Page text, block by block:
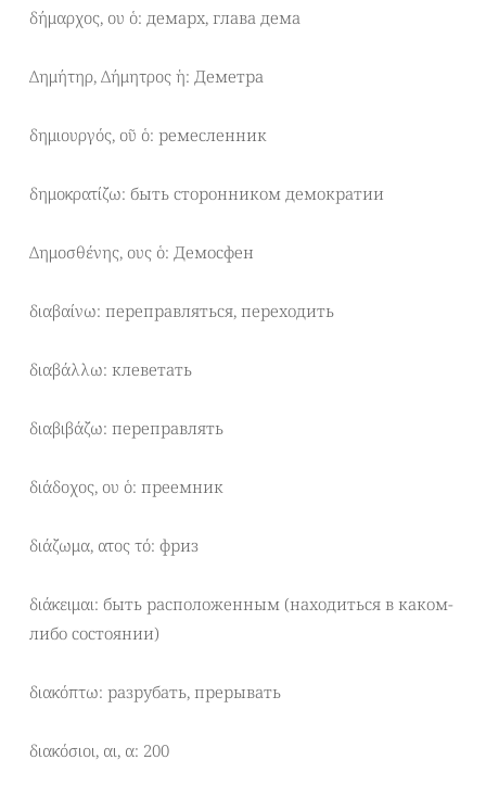
δήμαρχος, ου ὁ: демарх, глава дема
Δημήτηρ, Δήμητρος ἡ: Деметра
δημιουργός, οῦ ὁ: ремесленник
δημοκρατίζω: быть сторонником демократии
Δημοσθένης, ους ὁ: Демосфен
διαβαίνω: переправляться, переходить
διαβάλλω: клеветать
διαβιβάζω: переправлять
διάδοχος, ου ὁ: преемник
διάζωμα, ατος τό: фриз
διάκειμαι: быть расположенным (находиться в каком-
либо состоянии)
διακόπτω: разрубать, прерывать
διακόσιοι, αι, α: 200